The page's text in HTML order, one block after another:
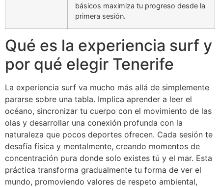
básicos maximiza tu progreso desde la
primera sesión.
Qué es la experiencia surf y
por qué elegir Tenerife
La experiencia surf va mucho más allá de simplemente
pararse sobre una tabla. Implica aprender a leer el
océano, sincronizar tu cuerpo con el movimiento de las
olas y desarrollar una conexión profunda con la
naturaleza que pocos deportes ofrecen. Cada sesión te
desafía física y mentalmente, creando momentos de
concentración pura donde solo existes tú y el mar. Esta
práctica transforma gradualmente tu forma de ver el
mundo, promoviendo valores de respeto ambiental,